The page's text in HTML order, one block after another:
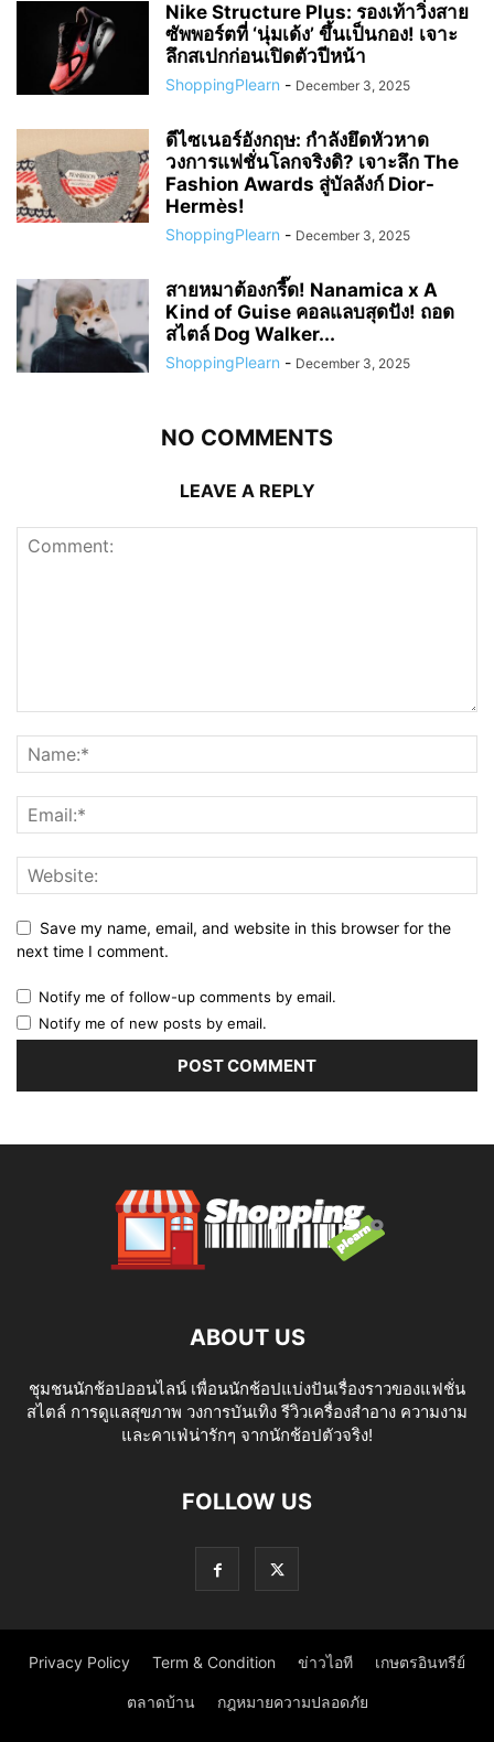
Nike Structure Plus: รองเท้าวิ่งสาย
ซัพพอร์ตที่ ‘นุ่มเด้ง’ ขึ้นเป็นกอง! เจาะ
ลึกสเปกก่อนเปิดตัวปีหน้า
ShoppingPlearn - December 3, 2025
ดีไซเนอร์อังกฤษ: กำลังยึดหัวหาด
วงการแฟชั่นโลกจริงดิ? เจาะลึก The
Fashion Awards สู่บัลลังก์ Dior-
Hermès!
ShoppingPlearn - December 3, 2025
สายหมาต้องกรี๊ด! Nanamica x A
Kind of Guise คอลแลบสุดปัง! ถอด
สไตล์ Dog Walker...
ShoppingPlearn - December 3, 2025
NO COMMENTS
LEAVE A REPLY
Save my name, email, and website in this browser for the
next time I comment.
Notify me of follow-up comments by email.
Notify me of new posts by email.
ABOUT US
ชุมชนนักช้อปออนไลน์ เพื่อนนักช้อปแบ่งปันเรื่องราวของแฟชั่น
สไตล์ การดูแลสุขภาพ วงการบันเทิง รีวิวเครื่องสำอาง ความงาม
และคาเฟ่น่ารักๆ จากนักช้อปตัวจริง!
FOLLOW US
Privacy Policy Term & Condition ข่าวไอที เกษตรอินทรีย์
ตลาดบ้าน กฎหมายความปลอดภัย